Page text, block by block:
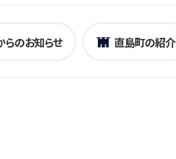
らのお知らせ 直島町の紹介